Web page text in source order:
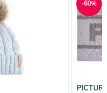
PICTURE
-60%